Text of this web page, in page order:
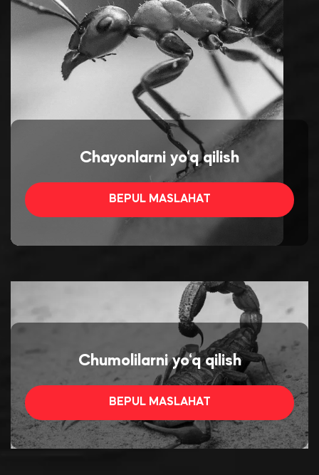
Chayonlarni yo‘q qilish
BEPUL MASLAHAT
Chumolilarni yo‘q qilish
BEPUL MASLAHAT